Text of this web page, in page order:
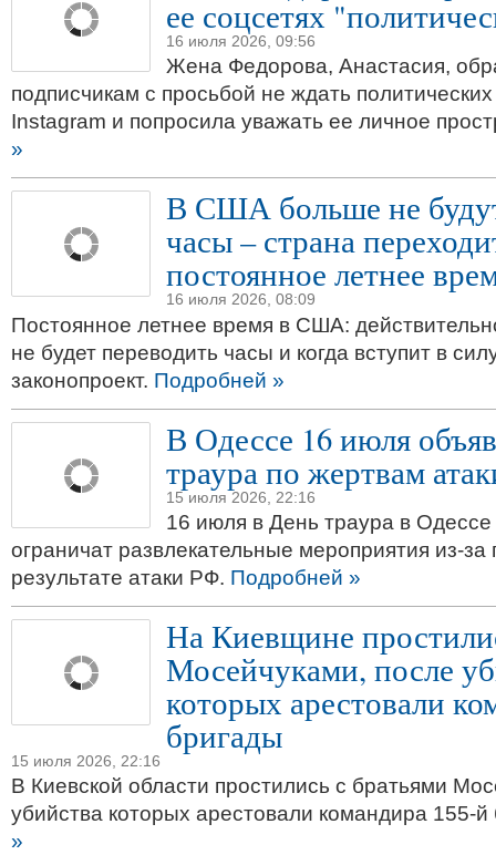
ее соцсетях
16 июля 2026, 09:56
Жена Федорова, Анастасия,
подписчикам с просьбой не ждать
Instagram и попросила уважать ее личное
»
В США больше не
часы – страна
постоянное летнее
16 июля 2026, 08:09
Постоянное летнее время в США:
не будет переводить часы и когда вступит в
законопроект. Подробней »
В Одессе 16 июля
траура по жертвам
15 июля 2026, 22:16
16 июля в День траура в Одессе
ограничат развлекательные мероприятия из-
результате атаки РФ. Подробней »
На Киевщине
Мосейчуками, после
которых арестовали
бригады
15 июля 2026, 22:16
В Киевской области простились с братьями
убийства которых арестовали командира 155-
»